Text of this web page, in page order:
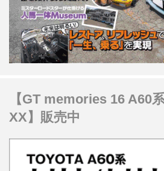
【GT memories 16 A60
XX】販売中